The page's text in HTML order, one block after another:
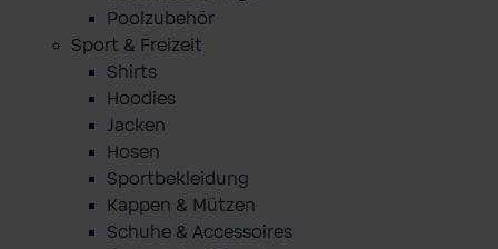
Poolzubehör
Sport & Freizeit
Shirts
Hoodies
Jacken
Hosen
Sportbekleidung
Kappen & Mützen
Schuhe & Accessoires